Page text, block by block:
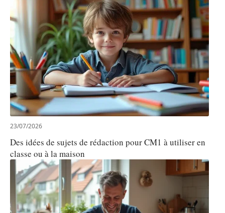
23/07/2026
Des idées de sujets de rédaction pour CM1 à utiliser en
classe ou à la maison